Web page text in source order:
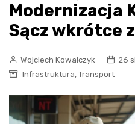
Modernizacja
Sącz wkrótce
Wojciech Kowalczyk
26
Infrastruktura, Transport